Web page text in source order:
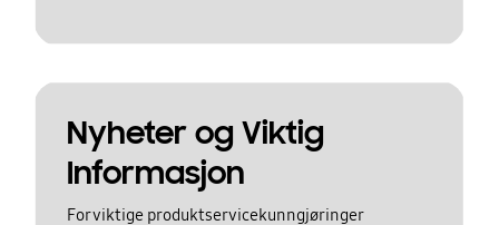
Nyheter og Viktig
Informasjon
For viktige produktservicekunngjøringer